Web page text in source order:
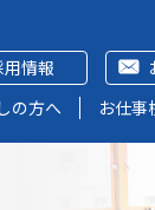
用情報
の方へ
お仕事